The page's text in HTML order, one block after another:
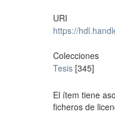
URI
https://
Colecciones
Tesis [345]
El ítem tiene
ficheros de